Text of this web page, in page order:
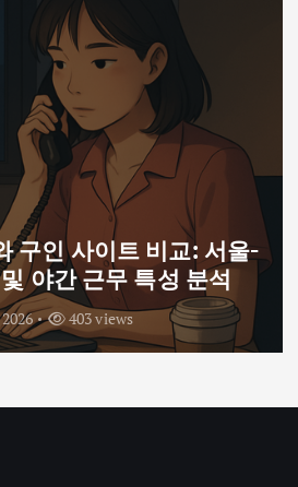
구인 사이트 비교: 서울-
야간 근무 특성 분석
403 views